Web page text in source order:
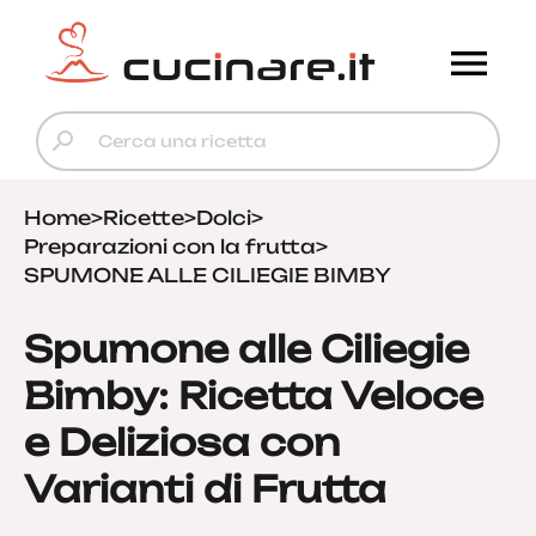
Home>Ricette>Dolci>
Preparazioni con la frutta>
SPUMONE ALLE CILIEGIE BIMBY
Spumone alle Ciliegie
Bimby: Ricetta Veloce
e Deliziosa con
Varianti di Frutta